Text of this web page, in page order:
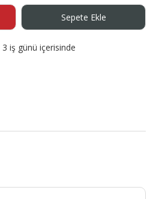
Sepete Ekle
3 iş günü içerisinde